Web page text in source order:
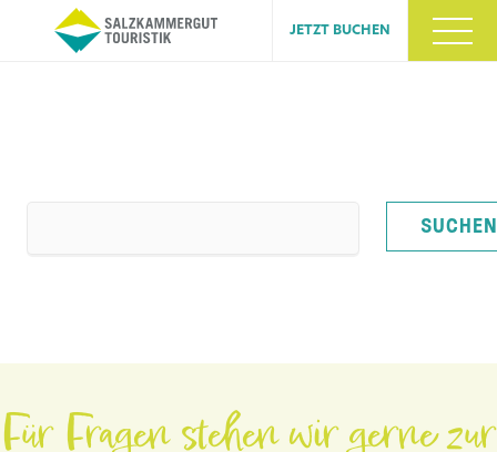
JETZT BUCHEN
SUCHEN
Für Fragen stehen wir gerne zur